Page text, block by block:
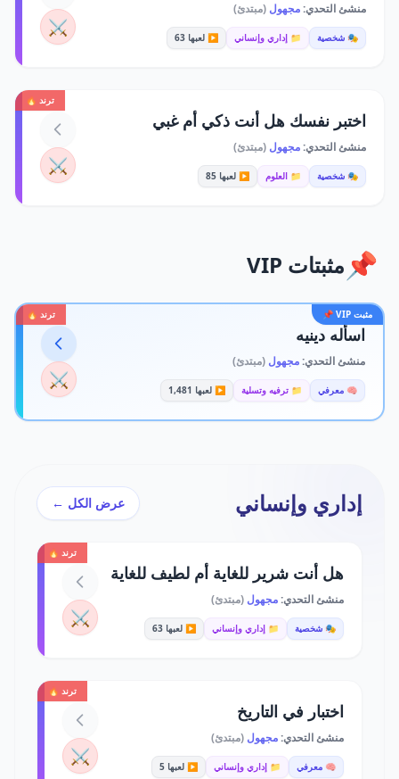
منشئ التحدي:مجهول (مبتدئ)
🎭 شخصية 📁 إداري وإنساني ▶️ لعبها 63 ⚔️
ترند 🔥
اختبر نفسك هل أنت ذكي أم غبي
منشئ التحدي:مجهول (مبتدئ)
🎭 شخصية 📁 العلوم ▶️ لعبها 85 ⚔️
📌 مثبتات VIP
مثبت VIP 📌 ترند 🔥
اسأله دينيه
منشئ التحدي:مجهول (مبتدئ)
🧠 معرفي 📁 ترفيه وتسلية ▶️ لعبها 1,481 ⚔️
إداري وإنساني عرض الكل ←
ترند 🔥
هل أنت شرير للغاية أم لطيف للغاية
منشئ التحدي:مجهول (مبتدئ)
🎭 شخصية 📁 إداري وإنساني ▶️ لعبها 63 ⚔️
ترند 🔥
اختبار في التاريخ
منشئ التحدي:مجهول (مبتدئ)
🧠 معرفي 📁 إداري وإنساني ▶️ لعبها 5 ⚔️